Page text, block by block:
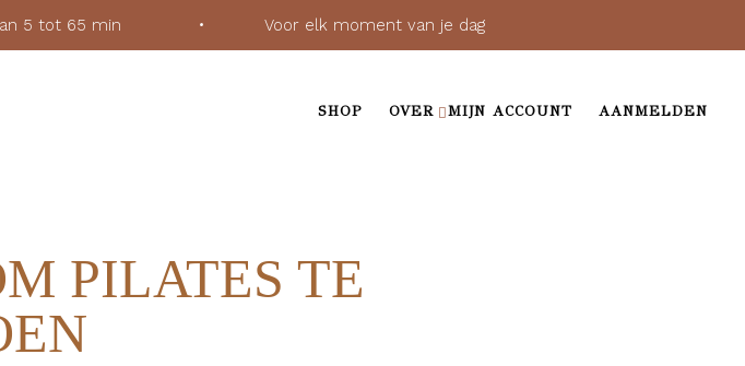
SHOP OVER MIJN ACCOUNT AANMELDEN
van 5 tot 65 min • Voor elk moment van je dag
PILATES TE